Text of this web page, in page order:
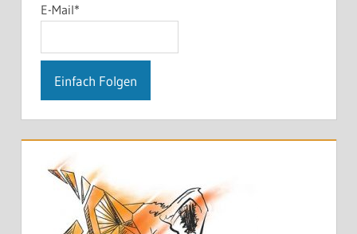
E-Mail*